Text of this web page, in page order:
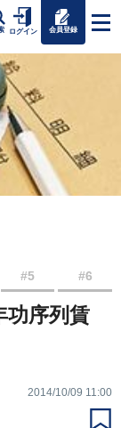
ログイン 会員登録
#5 #6
功序列賃
2014/10/09 11:00